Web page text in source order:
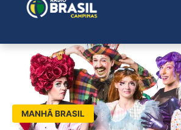
MANHÃ BRASIL